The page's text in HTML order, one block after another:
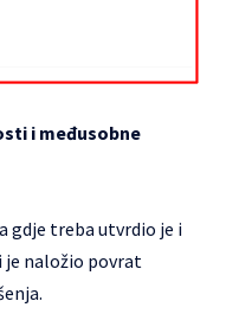
i međusobne
gdje treba utvrdio je i
je naložio povrat